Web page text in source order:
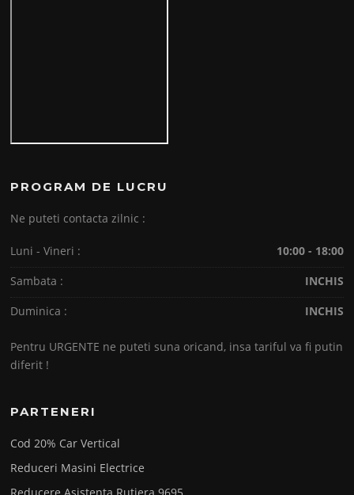
PROGRAM DE LUCRU
Ne puteti contacta zilnic :
Luni - Vineri :
10:00 - 18:00
Sambata :
INCHIS
Duminica :
INCHIS
Pentru URGENTE ne puteti suna oricand, insa tariful va fi putin
diferit !
PARTENERI
Cod 20% Car Vertical
Reduceri Masini Electrice